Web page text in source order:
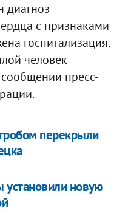
диагноз
с признаками
госпитализация.
человек
сообщении пресс-
перекрыли
новую